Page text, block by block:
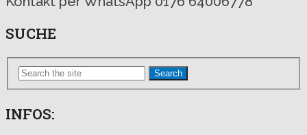
SUCHE
Search
INFOS: